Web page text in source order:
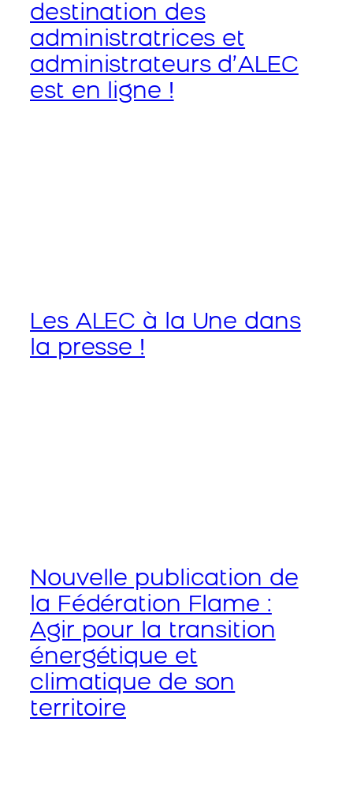
destination des
administratrices et
administrateurs d’ALEC
est en ligne !
Les ALEC à la Une dans
la presse !
Nouvelle publication de
la Fédération Flame :
Agir pour la transition
énergétique et
climatique de son
territoire